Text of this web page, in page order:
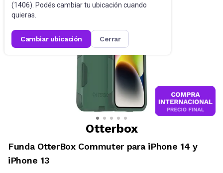
(1406). Podés cambiar tu ubicación cuando
quieras.
cambiar ubicación cerrar
Otterbox
Funda OtterBox Commuter para iPhone 14 y
iPhone 13